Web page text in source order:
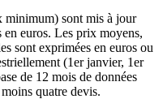
sont mis à jour
en euros. Les prix moyens,
sont exprimées en euros ou
(1er janvier, 1er
de 12 mois de données
quatre devis.